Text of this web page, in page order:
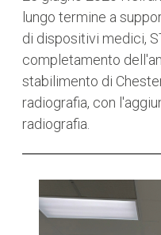
lungo termine a
di dispositivi medici,
completamento
stabilimento di
radiografia, con
radiografia.